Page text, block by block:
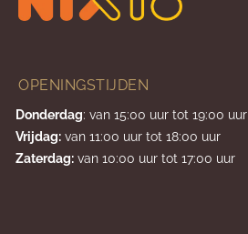
OPENINGSTIJDEN
Donderdag: van 15:00 uur tot 19:00 uur
Vrijdag: van 11:00 uur tot 18:00 uur
Zaterdag: van 10:00 uur tot 17:00 uur